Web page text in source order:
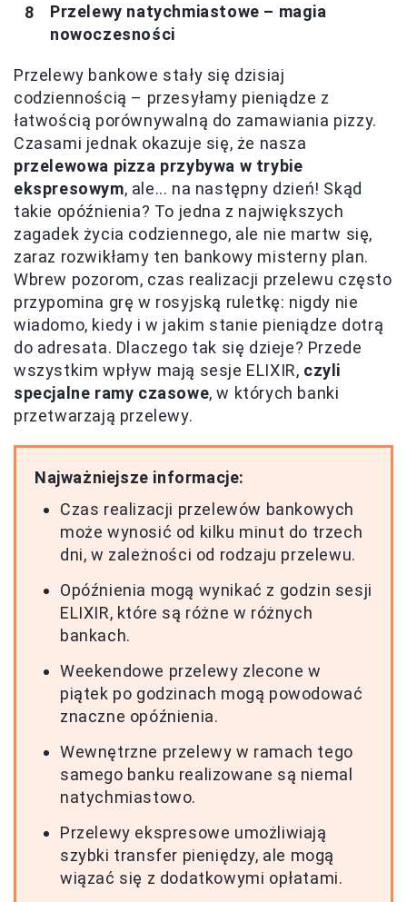
Przelewy natychmiastowe – magia
nowoczesności
Przelewy bankowe stały się dzisiaj
codziennością – przesyłamy pieniądze z
łatwością porównywalną do zamawiania pizzy.
Czasami jednak okazuje się, że nasza
przelewowa pizza przybywa w trybie
ekspresowym, ale... na następny dzień! Skąd
takie opóźnienia? To jedna z największych
zagadek życia codziennego, ale nie martw się,
zaraz rozwikłamy ten bankowy misterny plan.
Wbrew pozorom, czas realizacji przelewu często
przypomina grę w rosyjską ruletkę: nigdy nie
wiadomo, kiedy i w jakim stanie pieniądze dotrą
do adresata. Dlaczego tak się dzieje? Przede
wszystkim wpływ mają sesje ELIXIR, czyli
specjalne ramy czasowe, w których banki
przetwarzają przelewy.
Najważniejsze informacje:
Czas realizacji przelewów bankowych
może wynosić od kilku minut do trzech
dni, w zależności od rodzaju przelewu.
Opóźnienia mogą wynikać z godzin sesji
ELIXIR, które są różne w różnych
bankach.
Weekendowe przelewy zlecone w
piątek po godzinach mogą powodować
znaczne opóźnienia.
Wewnętrzne przelewy w ramach tego
samego banku realizowane są niemal
natychmiastowo.
Przelewy ekspresowe umożliwiają
szybki transfer pieniędzy, ale mogą
wiązać się z dodatkowymi opłatami.